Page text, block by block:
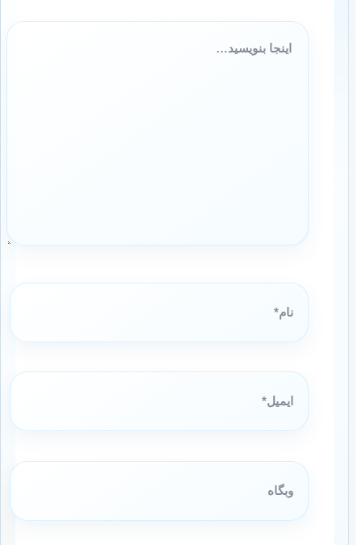
اینجا
بنویسید…
نام*
ایمیل*
وبگاه